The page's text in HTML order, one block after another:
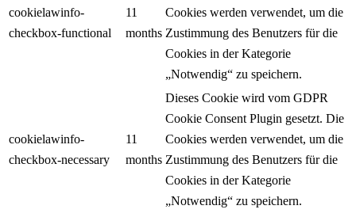
cookielawinfo-
checkbox-functional
11
months
Cookies werden verwendet, um die
Zustimmung des Benutzers für die
Cookies in der Kategorie
„Notwendig“ zu speichern.
cookielawinfo-
checkbox-necessary
11
months
Dieses Cookie wird vom GDPR
Cookie Consent Plugin gesetzt. Die
Cookies werden verwendet, um die
Zustimmung des Benutzers für die
Cookies in der Kategorie
„Notwendig“ zu speichern.